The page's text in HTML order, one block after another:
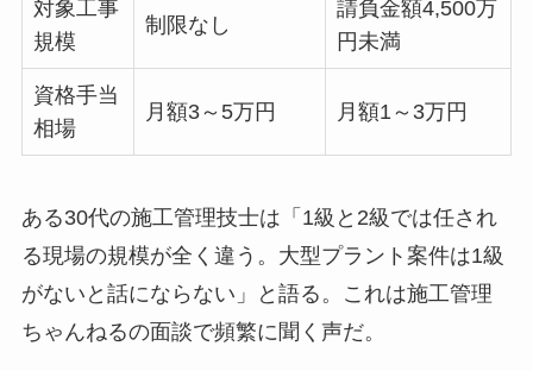
対象工事
規模
制限なし
請負金額4,500万
円未満
資格手当
相場
月額3～5万円 月額1～3万円
ある30代の施工管理技士は「1級と2級では任され
る現場の規模が全く違う。大型プラント案件は1級
がないと話にならない」と語る。これは施工管理
ちゃんねるの面談で頻繁に聞く声だ。